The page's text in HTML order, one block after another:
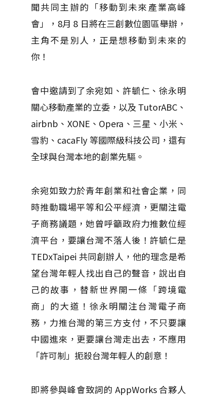
聞共同主辦的「移動到未來產業高峰
會」，8月 8 日將在三創數位園區舉辦，
主角不是別人，正是想移動到未來的
你！
會中邀請到了余宛如、許毓仁、徐永明
關心移動產業的立委，以及 TutorABC、
airbnb、XONE、Opera、三星、小米、
雪豹、cacaFly 等國際級科技公司，還有
全球與台灣本地的創業先驅。
余宛如致力於青年創業和社會企業，同
時推動職場平等和公平經濟，更關注電
子商務議題，她曾呼籲政府力推數位經
濟平台，要讓台灣不落人後！許毓仁是
TEDxTaipei 共同創辦人，他的理念是希
望台灣年輕人找出自己的聲音，說出自
己的故事，替新世界開一條「跨境電
商」的大道！徐永明關注台灣電子商
務，力推台灣的第三方支付，不只要讓
中國進來，更要讓台灣走出去，不應用
「許可制」扼殺台灣年輕人的創意！
即將參與峰會致詞的 AppWorks 合夥人